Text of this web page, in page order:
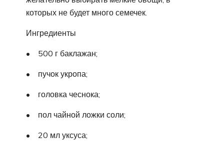
которых не будет много семечек.
Ингредиенты
• 500 г баклажан;
• пучок укропа;
• головка чеснока;
• пол чайной ложки соли;
• 20 мл уксуса;